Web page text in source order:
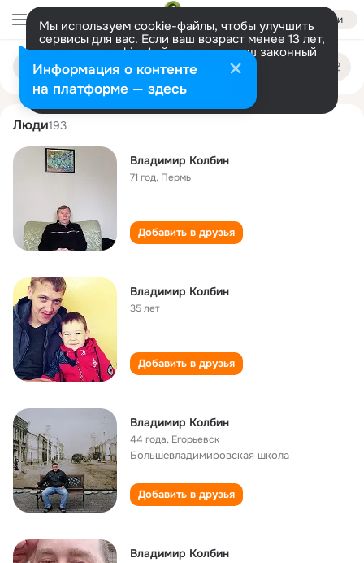
Войти
Мы используем cookie-файлы, чтобы улучшить
сервисы для вас. Если ваш возраст менее 13 лет,
настроить cookie-файлы должен ваш законный
представитель. Больше информации
Разрешить все Настроить
Поиск
людям
vladimir kolbin
Люди193
Владимир Колбин
71 год, Пермь
Добавить в друзья
Владимир Колбин
35 лет
Добавить в друзья
Владимир Колбин
44 года, Егорьевск
Большевладимировская школа
Добавить в друзья
Владимир Колбин
Информация о контенте
на платформе — здесь